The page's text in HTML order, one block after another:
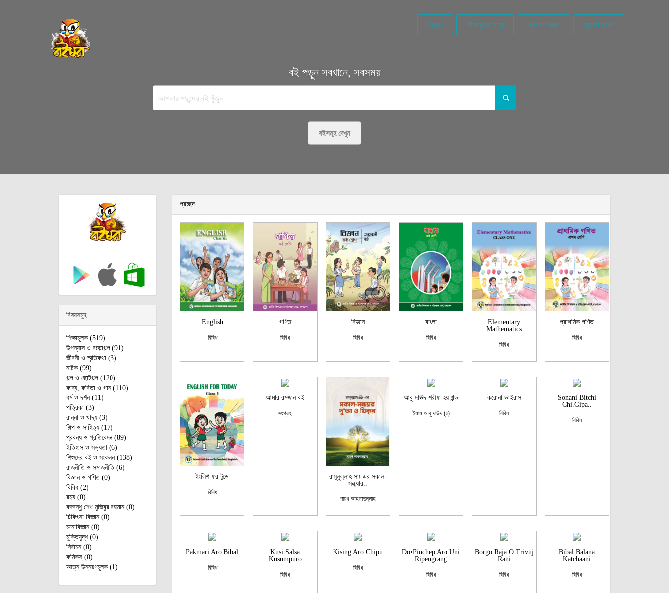
প্রচ্ছদ শিক্ষামূলক পণ্য নিবন্ধন করুন প্রবেশ করুন
বই পড়ুন সবখানে, সবসময়
বইসমূহ দেখুন
বিষয়সমুহ
শিক্ষামূলক (519)
উপন্যাস ও বড়োগল্প (91)
জীবনী ও স্মৃতিকথা (3)
নাটক (99)
গল্প ও ছোটগল্প (120)
কাব্য, কবিতা ও গান (110)
ধর্ম ও দর্শন (11)
পত্রিকা (3)
রান্না ও খাদ্য (3)
শিল্প ও সাহিত্য (17)
প্রবন্ধ ও প্রতিবেদন (89)
ইতিহাস ও সভ্যতা (6)
শিশুদের বই ও সংকলন (138)
রাজনীতি ও সমাজনীতি (6)
বিজ্ঞান ও গণিত (0)
বিবিধ (2)
রম‌্য (0)
বঙ্গবন্ধু শেখ মুজিবুর রহমান (0)
চিকিৎসা বিজ্ঞান (0)
মনোবিজ্ঞান (0)
মুক্তিযুদ্ধ (0)
নির্বাচন (0)
কমিকস্ (0)
আত্ন উন্নয়ণমূলক (1)
প্রচ্ছদ
English
বিবিধ
গণিত
বিবিধ
বিজ্ঞান
বিবিধ
বাংলা
বিবিধ
Elementary
Mathematics
বিবিধ
প্রাথমিক গণিত
বিবিধ
ইংলিশ ফর টুডে
বিবিধ
আমার রমজান বই
সংগ্রহ
রাসূলুল্লাহ সাঃ এর সকাল-
সন্ধ্যার..
শায়খ আহমাদুল্লাহ
আবু দাঊদ শরীফ-২য় খন্ড
ইমাম আবু দাঊদ (র)
করোনা ভাইরাস
বিবিধ
Sonani Bitchi
Chi.Gipa..
বিবিধ
Pakmari Aro Bibal
বিবিধ
Kusi Salsa
Kusumpuro
বিবিধ
Kising Aro Chipu
বিবিধ
Do•Pinchep Aro Uni
Ripengrang
বিবিধ
Borgo Raja O Trivuj
Rani
বিবিধ
Bibal Balana
Katchaani
বিবিধ